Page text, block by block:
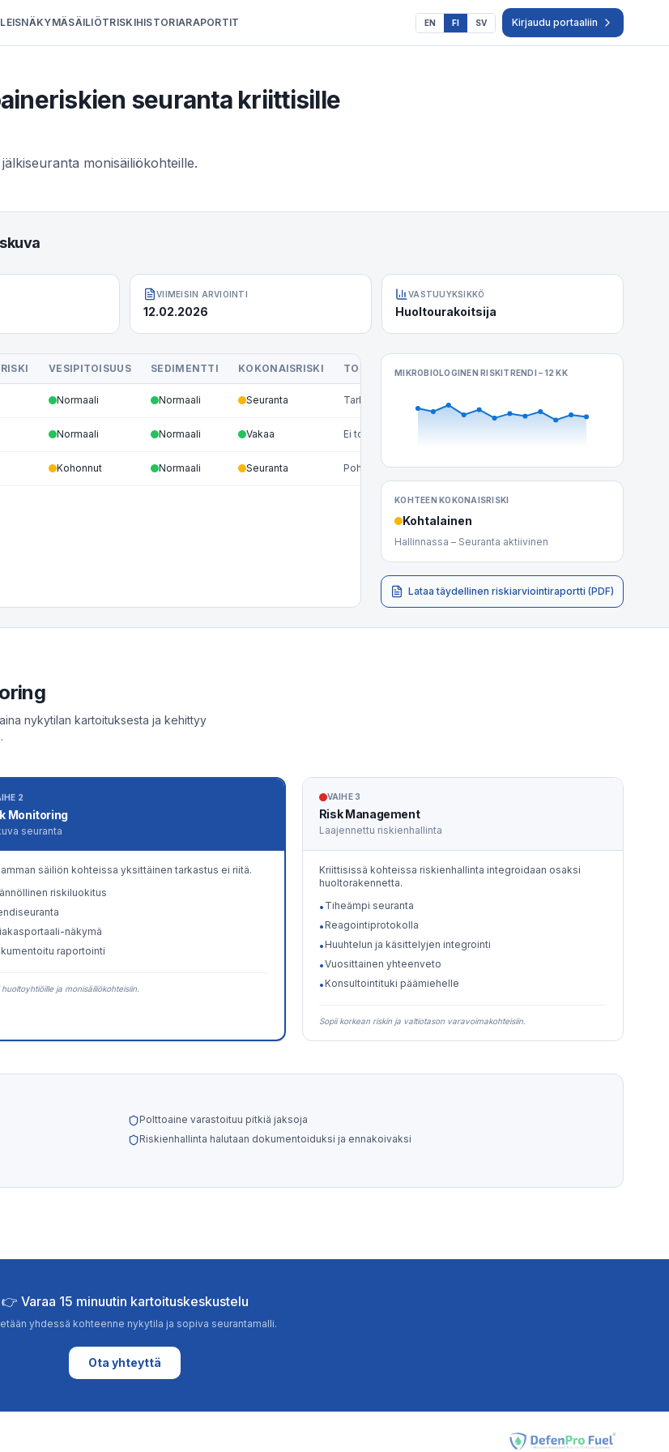
SÄILIÖTRISKIHISTORIARAPORTIT EN FI SV Kirjaudu portaaliin
seuranta kriittisille
monisäiliökohteille.
VIIMEISIN ARVIOINTI
12.02.2026
VASTUUYKSIKKÖ
Huoltourakoitsija
VESIPITOISUUS SEDIMENTTI KOKONAISRISKI TOIMENPIDE SEURAAVA TARKASTUS
Normaali Normaali Seuranta Tarkastus 3 kk 08.2026
Normaali Normaali Vakaa Ei toimenpiteitä
Kohonnut Normaali Seuranta Pohjantarkastus 06.2026
MIKROBIOLOGINEN RISKITRENDI – 12 KK
KOHTEEN KOKONAISRISKI
Kohtalainen
Hallinnassa – Seuranta aktiivinen
Lataa täydellinen riskiarviointiraportti (PDF)
nykytilan kartoituksesta ja kehittyy
2
Monitoring
seuranta
säiliön kohteissa yksittäinen tarkastus ei riitä.
riskiluokitus
näkymä
raportointi
huoltoyhtiöille ja monisäiliökohteisiin.
VAIHE 3
Risk Management
Laajennettu riskienhallinta
Kriittisissä kohteissa riskienhallinta integroidaan osaksi
huoltorakennetta.
• Tiheämpi seuranta
• Reagointiprotokolla
• Huuhtelun ja käsittelyjen integrointi
•Vuosittainen yhteenveto
• Konsultointituki päämiehelle
Sopii korkean riskin ja valtiotason varavoimakohteisiin.
Polttoaine varastoituu pitkiä jaksoja
Riskienhallinta halutaan dokumentoiduksi ja ennakoivaksi
👉 Varaa 15 minuutin kartoituskeskustelu
yhdessä kohteenne nykytila ja sopiva seurantamalli.
Ota yhteyttä